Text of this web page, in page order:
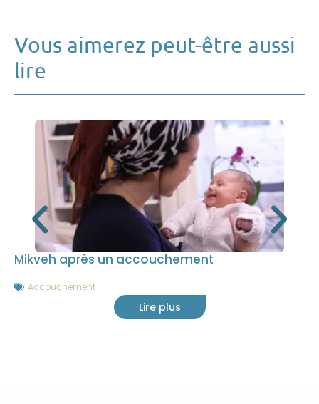
Vous aimerez peut-être aussi
lire
Mikveh après un accouchement
Accouchement
Lire plus